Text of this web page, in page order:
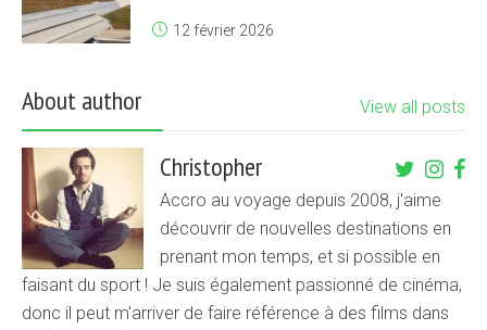
12 février 2026
About author View all posts
Christopher
Accro au voyage depuis 2008, j'aime
découvrir de nouvelles destinations en
prenant mon temps, et si possible en
faisant du sport ! Je suis également passionné de cinéma,
donc il peut m'arriver de faire référence à des films dans